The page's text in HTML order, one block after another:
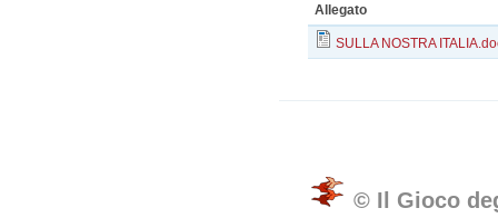
Allegato
SULLA NOSTRA
© Il Gioco